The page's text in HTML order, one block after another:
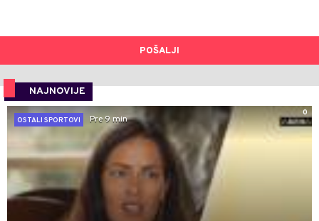
POŠALJI
NAJNOVIJE
0
OSTALI SPORTOVI
Pre 9 min